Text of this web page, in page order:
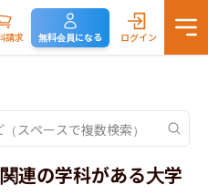
請求 無料会員になる ログイン
連の学科がある大学